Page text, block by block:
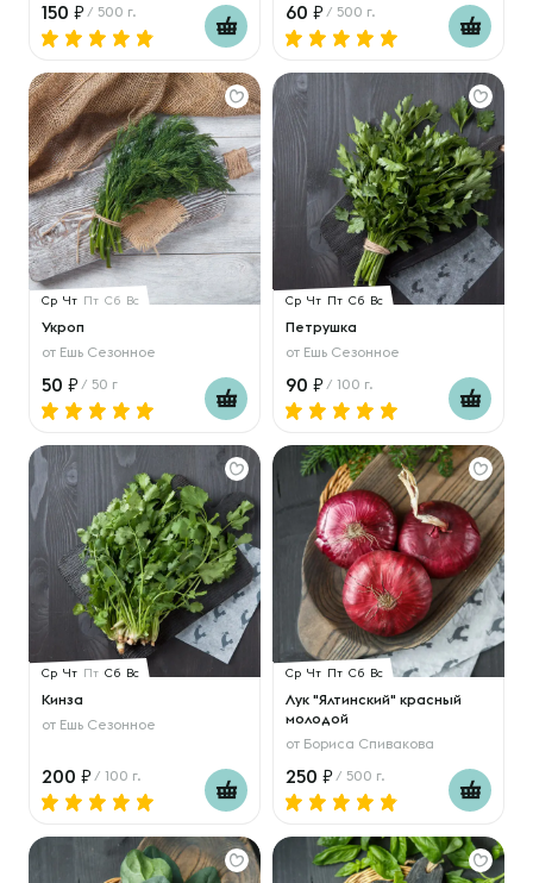
150 / 500 г. 60 / 500 г.
Ср Чт Пт Сб Вс
Укроп
от Ешь Сезонное
50 / 50 г
Ср Чт Пт Сб Вс
Петрушка
от Ешь Сезонное
90 / 100 г.
Ср Чт Пт Сб Вс
Кинза
от Ешь Сезонное
200 / 100 г.
Ср Чт Пт Сб Вс
Лук "Ялтинский" красный
молодой
от Бориса Спивакова
250 / 500 г.